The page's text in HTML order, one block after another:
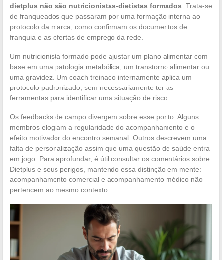
dietplus não são nutricionistas-dietistas formados . Trata-se
de franqueados que passaram por uma formação interna ao
protocolo da marca, como confirmam os documentos de
franquia e as ofertas de emprego da rede.
Um nutricionista formado pode ajustar um plano alimentar com
base em uma patologia metabólica, um transtorno alimentar ou
uma gravidez. Um coach treinado internamente aplica um
protocolo padronizado, sem necessariamente ter as
ferramentas para identificar uma situação de risco.
Os feedbacks de campo divergem sobre esse ponto. Alguns
membros elogiam a regularidade do acompanhamento e o
efeito motivador do encontro semanal. Outros descrevem uma
falta de personalização assim que uma questão de saúde entra
em jogo. Para aprofundar, é útil consultar os comentários sobre
Dietplus e seus perigos, mantendo essa distinção em mente:
acompanhamento comercial e acompanhamento médico não
pertencem ao mesmo contexto.